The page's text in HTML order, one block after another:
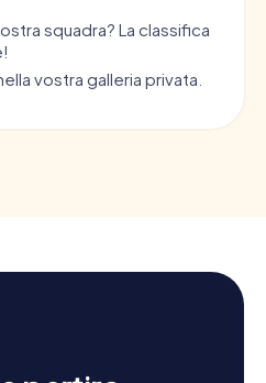
squadra? La classifica
vostra galleria privata.